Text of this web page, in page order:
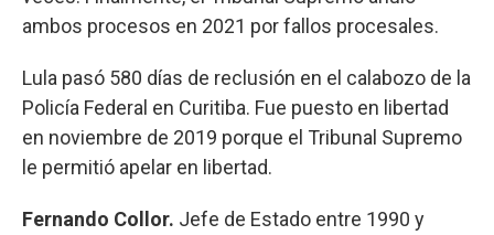
ambos procesos en 2021 por fallos procesales.
Lula pasó 580 días de reclusión en el calabozo de la
Policía Federal en Curitiba. Fue puesto en libertad
en noviembre de 2019 porque el Tribunal Supremo
le permitió apelar en libertad.
Fernando Collor. Jefe de Estado entre 1990 y